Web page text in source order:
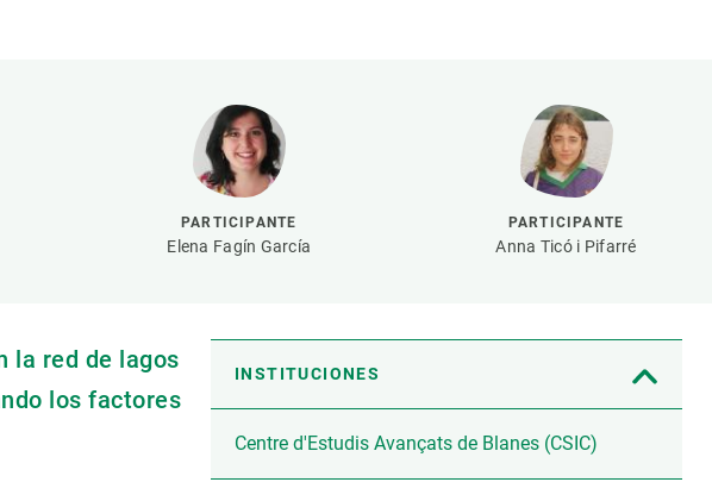
PARTICIPANTE
Elena Fagín García
PARTICIPANTE
Anna Ticó i Pifarré
INSTITUCIONES
Centre d'Estudis Avançats de Blanes (CSIC)
la red de lagos
los factores
Un lugar donde crecer
Desarrollo de carrera
Seminarios y actividades internas
Te ofrecemos formación